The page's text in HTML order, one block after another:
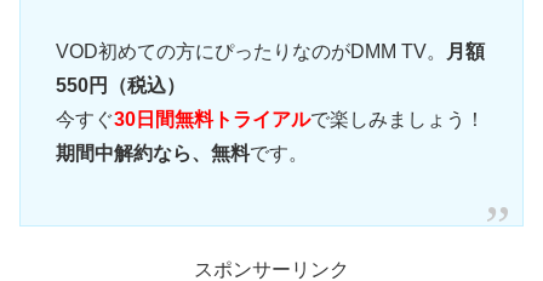
VOD初めての方にぴったりなのがDMM TV。
月額
550円（税込）
今すぐ30日間無料トライアルで楽しみましょう！
期間中解約なら、無料です。
スポンサーリンク